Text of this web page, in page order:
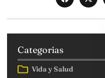
Categorias
Vida y Salud